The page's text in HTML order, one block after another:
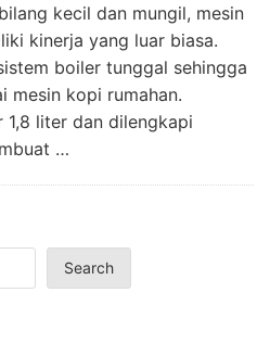
kecil dan mungil, mesin
kinerja yang luar biasa.
boiler tunggal sehingga
mesin kopi rumahan.
liter dan dilengkapi
…
Search